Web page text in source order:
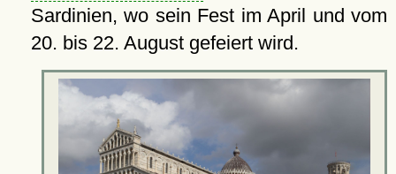
Sardinien, wo sein Fest im April und vom
20. bis 22. August gefeiert wird.